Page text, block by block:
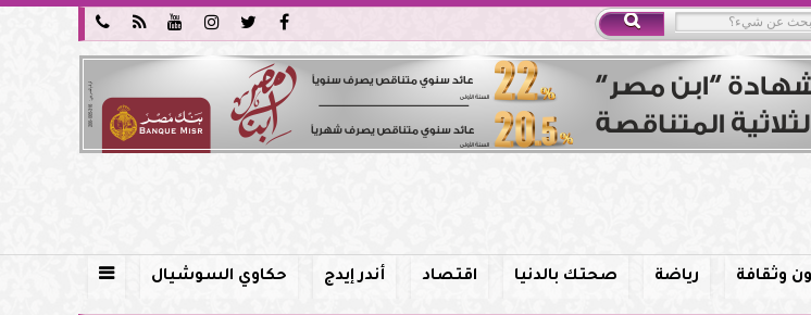






وثقافة رياضة صحتك بالدنيا اقتصاد أندر إيدج حكاوي السوشيال 